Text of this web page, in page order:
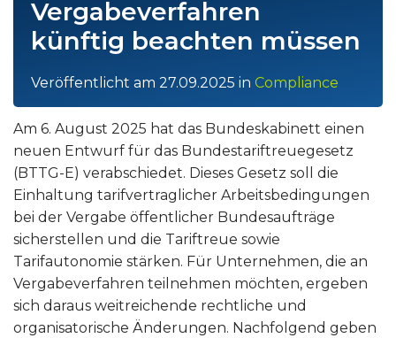
Vergabeverfahren
künftig beachten müssen
Veröffentlicht am 27.09.2025 in Compliance
Am 6. August 2025 hat das Bundeskabinett einen
neuen Entwurf für das Bundestariftreuegesetz
(BTTG-E) verabschiedet. Dieses Gesetz soll die
Einhaltung tarifvertraglicher Arbeitsbedingungen
bei der Vergabe öffentlicher Bundesaufträge
sicherstellen und die Tariftreue sowie
Tarifautonomie stärken. Für Unternehmen, die an
Vergabeverfahren teilnehmen möchten, ergeben
sich daraus weitreichende rechtliche und
organisatorische Änderungen. Nachfolgend geben